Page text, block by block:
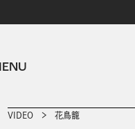
VIDEO 花鳥籠